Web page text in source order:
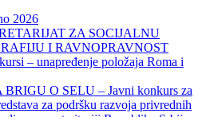
2026
ZA SOCIJALNU
I RAVNOPRAVNOST
– unapređenje položaja Roma i
O SELU – Javni konkurs za
za podršku razvoja privrednih